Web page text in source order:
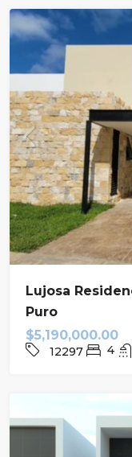
Lujosa
Puro
$5,190,000.00
12297 4